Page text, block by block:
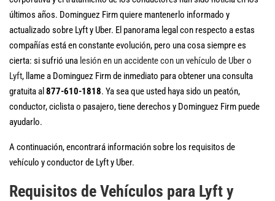
últimos años. Dominguez Firm quiere mantenerlo informado y
actualizado sobre Lyft y Uber. El panorama legal con respecto a estas
compañías está en constante evolución, pero una cosa siempre es
cierta: si sufrió una lesión en un accidente con un vehículo de Uber o
Lyft, llame a Dominguez Firm de inmediato para obtener una consulta
gratuita al 877-610-1818. Ya sea que usted haya sido un peatón,
conductor, ciclista o pasajero, tiene derechos y Dominguez Firm puede
ayudarlo.
A continuación, encontrará información sobre los requisitos de
vehículo y conductor de Lyft y Uber.
Requisitos de Vehículos para Lyft y